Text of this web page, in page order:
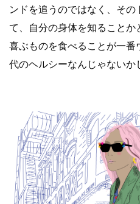
ンドを追うのではなく、そ
て、自分の身体を知ること
喜ぶものを食べることが一
代のヘルシーなんじゃないか